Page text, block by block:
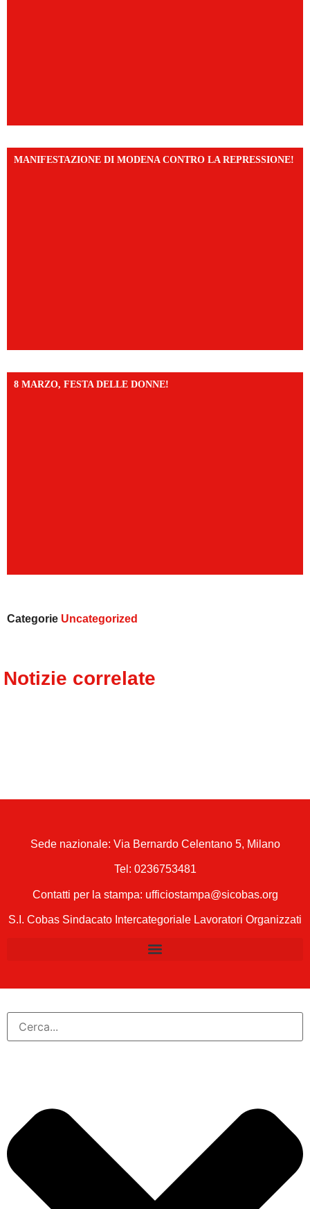
MANIFESTAZIONE DI MODENA CONTRO LA REPRESSIONE!
8 MARZO, FESTA DELLE DONNE!
Categorie Uncategorized
Notizie correlate
Sede nazionale: Via Bernardo Celentano 5, Milano
Tel: 0236753481
Contatti per la stampa: ufficiostampa@sicobas.org
S.I. Cobas Sindacato Intercategoriale Lavoratori Organizzati